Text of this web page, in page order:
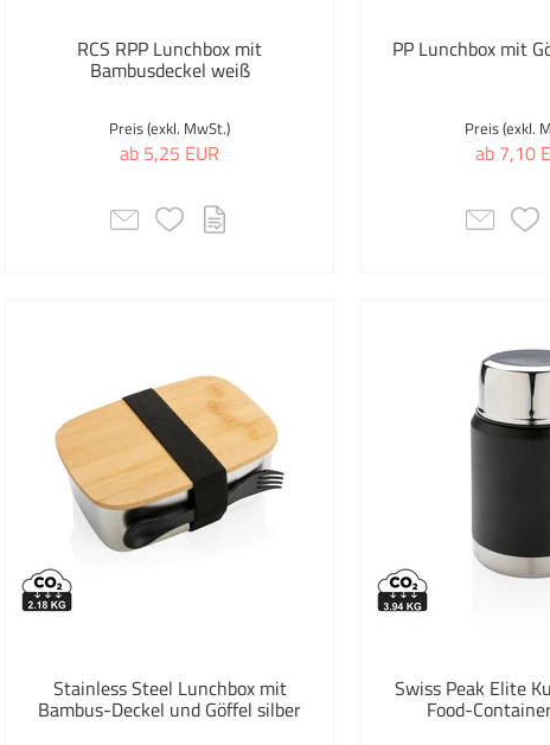
Schwarz
Silber
XD Collection
RCS RPP Lunchbox mit
Bambusdeckel weiß
Preis (exkl. MwSt.)
ab 5,25 EUR
PP Lunchbox mit
Preis (exkl.
ab 7,10
Stainless Steel Lunchbox mit
Bambus-Deckel und Göffel silber
Swiss Peak Elite
Food-